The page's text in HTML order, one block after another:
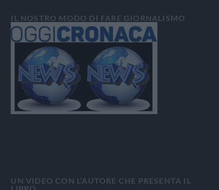
IL NOSTRO MODO DI FARE GIORNALISMO
UN VIDEO CON L’AUTORE CHE PRESENTA IL